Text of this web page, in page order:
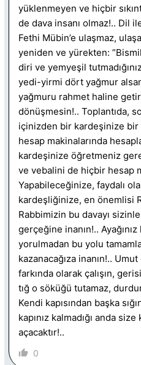
yüklenmeyen ve hiçbir
de dava insanı olmaz!.. Dil
Fethi Mübin’e ulaşmaz,
yeniden ve yürekten:
diri ve yemyeşil
yedi-yirmi dört yağmur
yağmuru rahmet haline
dönüşmesin!.. Toplantıda,
içinizden bir kardeşinize bir
hesap makinalarında
kardeşinize öğretmeniz
ve vebalini de hiçbir hesap
Yapabileceğinize, faydalı
kardeşliğinize, en önemlisi
Rabbimizin bu davayı
gerçeğine inanın!..
yorulmadan bu yolu
kazanacağıza inanın!..
farkında olarak çalışın,
tığ o söküğü tutamaz,
Kendi kapısından başka
kapınız kalmadığı anda
açacaktır!..
0